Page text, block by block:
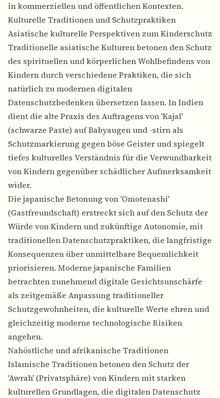
in kommerziellen und öffentlichen Kontexten.
Kulturelle Traditionen und Schutzpraktiken
Asiatische kulturelle Perspektiven zum Kinderschutz
Traditionelle asiatische Kulturen betonen den Schutz
des spirituellen und körperlichen Wohlbefindens von
Kindern durch verschiedene Praktiken, die sich
natürlich zu modernen digitalen
Datenschutzbedenken übersetzen lassen. In Indien
dient die alte Praxis des Auftragens von 'Kajal'
(schwarze Paste) auf Babyaugen und -stirn als
Schutzmarkierung gegen böse Geister und spiegelt
tiefes kulturelles Verständnis für die Verwundbarkeit
von Kindern gegenüber schädlicher Aufmerksamkeit
wider.
Die japanische Betonung von 'Omotenashi'
(Gastfreundschaft) erstreckt sich auf den Schutz der
Würde von Kindern und zukünftige Autonomie, mit
traditionellen Datenschutzpraktiken, die langfristige
Konsequenzen über unmittelbare Bequemlichkeit
priorisieren. Moderne japanische Familien
betrachten zunehmend digitale Gesichtsunschärfe
als zeitgemäße Anpassung traditioneller
Schutzgewohnheiten, die kulturelle Werte ehren und
gleichzeitig moderne technologische Risiken
angehen.
Nahöstliche und afrikanische Traditionen
Islamische Traditionen betonen den Schutz der
'Awrah' (Privatsphäre) von Kindern mit starken
kulturellen Grundlagen, die digitalen Datenschutz